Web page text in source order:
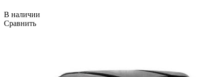
В наличии
Сравнить